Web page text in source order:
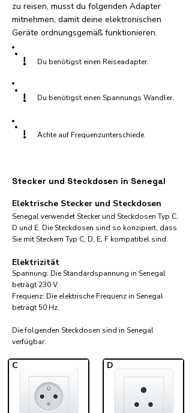
zu reisen, musst du folgenden Adapter
mitnehmen, damit deine elektronischen
Geräte ordnungsgemäß funktionieren.
! Du benötigst einen Reiseadapter.
! Du benötigst einen Spannungs Wandler.
! Achte auf Frequenzunterschiede.
Stecker und Steckdosen in Senegal
Elektrische Stecker und Steckdosen
Senegal verwendet Stecker und Steckdosen Typ C,
D und E. Die Steckdosen sind so konzipiert, dass
Sie mit Steckern Typ C, D, E, F kompatibel sind.
Elektrizität
Spannung: Die Standardspannung in Senegal
beträgt 230 V.
Frequenz: Die elektrische Frequenz in Senegal
beträgt 50 Hz.
Die folgenden Steckdosen sind in Senegal
verfügbar:​
C D